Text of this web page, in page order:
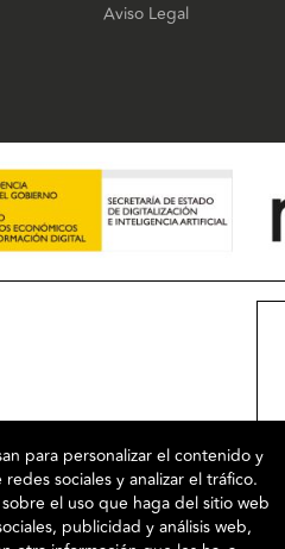
para personalizar el contenido y
sociales y analizar el tráfico.
el uso que haga del sitio web
publicidad y análisis web,
Aviso Legal